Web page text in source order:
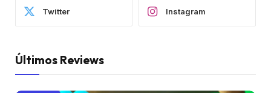
Twitter Instagram
Últimos Reviews